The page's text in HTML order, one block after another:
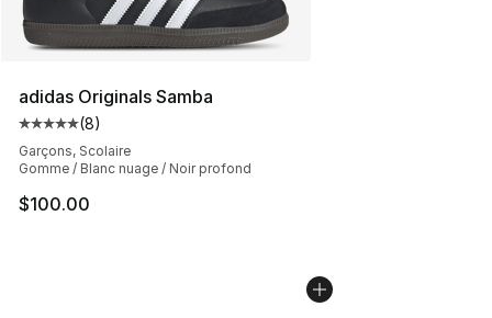
adidas Originals Samba
Cote moyenne du client - [5 sur 5 étoiles], 8
(8)
Garçons, Scolaire
Gomme / Blanc nuage / Noir profond
$100.00